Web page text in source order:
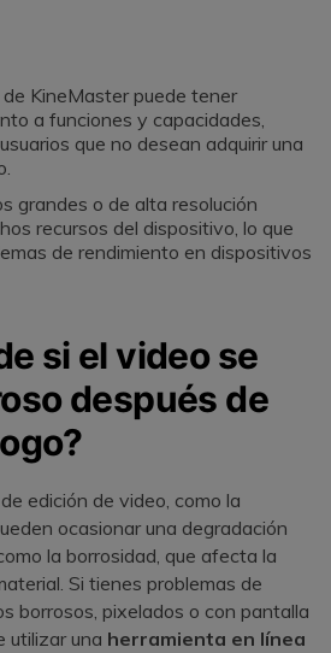
KineMaster puede tener
a funciones y capacidades,
que no desean adquirir una
grandes o de alta resolución
recursos del dispositivo, lo que
de rendimiento en dispositivos
si el video se
después de
edición de video, como la
ocasionar una degradación
la borrosidad, que afecta la
Si tienes problemas de
borrosos, pixelados o con pantalla
utilizar una herramienta en línea